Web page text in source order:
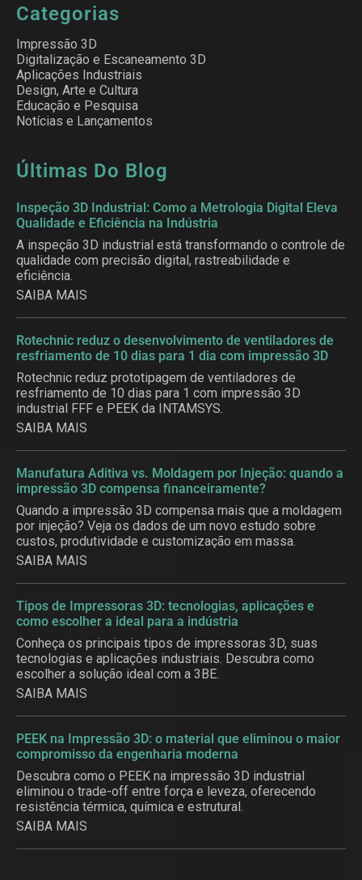
Categorias
Impressão 3D
Digitalização e Escaneamento 3D
Aplicações Industriais
Design, Arte e Cultura
Educação e Pesquisa
Notícias e Lançamentos
Últimas Do Blog
Inspeção 3D Industrial: Como a Metrologia Digital Eleva
Qualidade e Eficiência na Indústria
A inspeção 3D industrial está transformando o controle de
qualidade com precisão digital, rastreabilidade e
eficiência.
SAIBA MAIS
Rotechnic reduz o desenvolvimento de ventiladores de
resfriamento de 10 dias para 1 dia com impressão 3D
Rotechnic reduz prototipagem de ventiladores de
resfriamento de 10 dias para 1 com impressão 3D
industrial FFF e PEEK da INTAMSYS.
SAIBA MAIS
Manufatura Aditiva vs. Moldagem por Injeção: quando a
impressão 3D compensa financeiramente?
Quando a impressão 3D compensa mais que a moldagem
por injeção? Veja os dados de um novo estudo sobre
custos, produtividade e customização em massa.
SAIBA MAIS
Tipos de Impressoras 3D: tecnologias, aplicações e
como escolher a ideal para a indústria
Conheça os principais tipos de impressoras 3D, suas
tecnologias e aplicações industriais. Descubra como
escolher a solução ideal com a 3BE.
SAIBA MAIS
PEEK na Impressão 3D: o material que eliminou o maior
compromisso da engenharia moderna
Descubra como o PEEK na impressão 3D industrial
eliminou o trade-off entre força e leveza, oferecendo
resistência térmica, química e estrutural.
SAIBA MAIS